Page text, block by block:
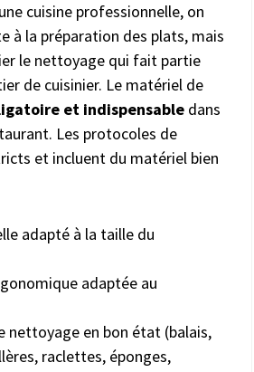
cuisine professionnelle, on
à la préparation des plats, mais
le nettoyage qui fait partie
de cuisinier. Le matériel de
et indispensable dans
Les protocoles de
et incluent du matériel bien
adapté à la taille du
adaptée au
nettoyage en bon état (balais,
raclettes, éponges,